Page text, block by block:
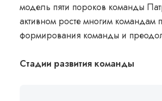
модель пяти пороков команды
активном росте многим командам
формирования команды и
Стадии развития команды